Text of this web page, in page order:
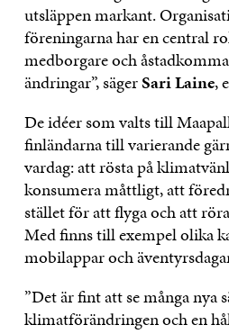
utsläppen markant.
föreningarna har en central
medborgare och
ändringar”, sägerSari Laine,
De idéer som valts till
finländarna till varierande
vardag: att rösta på
konsumera måttligt, att
stället för att flyga och att
Med finns till exempel olika
mobilappar och
”Det är fint att se många nya
klimatförändringen och en